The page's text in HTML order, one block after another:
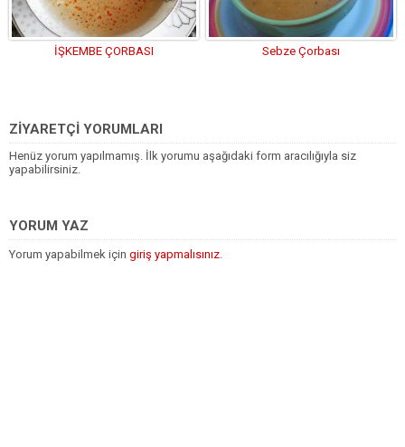
İŞKEMBE ÇORBASI Sebze Çorbası
ZİYARETÇİ YORUMLARI
Henüz yorum yapılmamış. İlk yorumu aşağıdaki form aracılığıyla siz
yapabilirsiniz.
YORUM YAZ
Yorum yapabilmek için giriş yapmalısınız.